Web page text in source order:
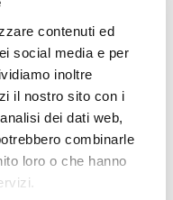
contenuti ed
social media e per
inoltre
il nostro sito con i
dei dati web,
combinarle
loro o che hanno
“La GenAI
il
- Rendere i controlli di
e capaci di le...